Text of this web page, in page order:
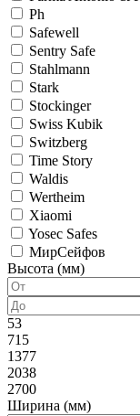
Ph
Safewell
Sentry Safe
Stahlmann
Stark
Stockinger
Swiss Kubik
Switzberg
Time Story
Waldis
Wertheim
Xiaomi
Yosec Safes
МирСейфов
Высота (мм)
53
715
1377
2038
2700
Ширина (мм)